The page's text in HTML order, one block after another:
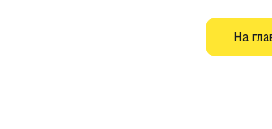
На